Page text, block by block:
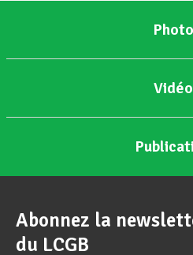
Abonnez la
du LCGB